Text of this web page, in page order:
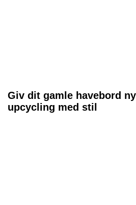
Giv dit gamle havebord
upcycling med stil